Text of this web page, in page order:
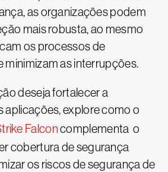
as organizações podem
mais robusta, ao mesmo
os processos de
minimizam as interrupções.
deseja fortalecer a
aplicações, explore como o
Falconcomplementa o
cobertura de segurança
os riscos de segurança de